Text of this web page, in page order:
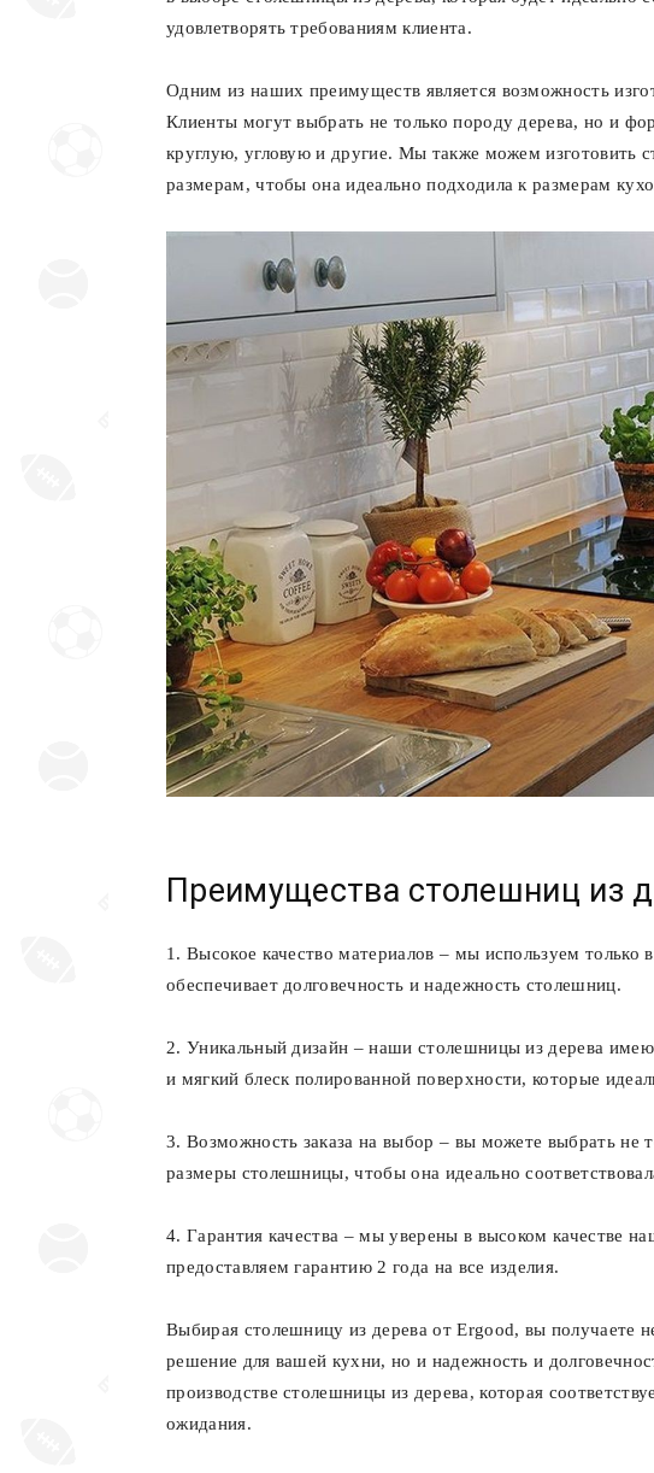
удовлетворять требованиям клиента.
Одним из наших преимуществ является возможность
Клиенты могут выбрать не только породу дерева, но и
круглую, угловую и другие. Мы также можем изготовить
размерам, чтобы она идеально подходила к размерам
Преимущества столешниц из
1. Высокое качество материалов – мы используем только
обеспечивает долговечность и надежность столешниц.
2. Уникальный дизайн – наши столешницы из дерева
и мягкий блеск полированной поверхности, которые
3. Возможность заказа на выбор – вы можете выбрать не
размеры столешницы, чтобы она идеально
4. Гарантия качества – мы уверены в высоком качестве
предоставляем гарантию 2 года на все изделия.
Выбирая столешницу из дерева от Ergood, вы получаете
решение для вашей кухни, но и надежность и
производстве столешницы из дерева, которая
ожидания.